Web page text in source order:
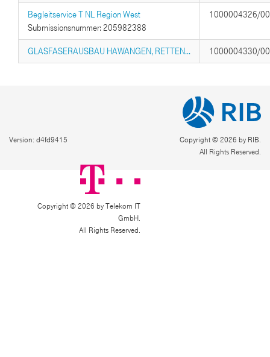
Begleitservice T NL Region West
Submissionsnummer: 205982388
1000004326/
GLASFASERAUSBAU HAWANGEN, RETTEN... 1000004330/
Version: d4fd9415
Copyright © 2026 by RIB.
All Rights Reserved.
Copyright © 2026 by Telekom IT
GmbH.
All Rights Reserved.